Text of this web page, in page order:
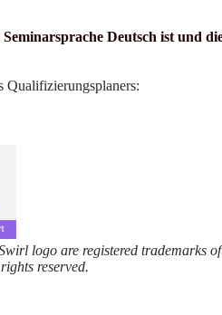
Seminarsprache Deutsch ist und
Qualifizierungsplaners:
logo are registered trademarks
reserved.